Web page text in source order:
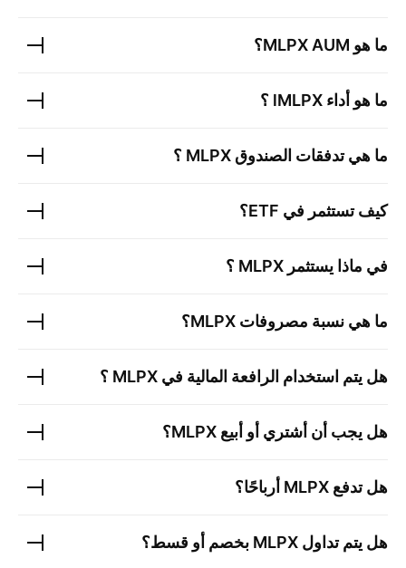
ما هو MLPX AUM؟
ما هو أداء l MLPX ؟
ما هي تدفقات الصندوق MLPX ؟
كيف تستثمر في ETF؟
في ماذا يستثمر MLPX ؟
ما هي نسبة مصروفات MLPX؟
هل يتم استخدام الرافعة المالية في MLPX ؟
هل يجب أن أشتري أو أبيع MLPX؟
هل تدفع MLPX أرباحًا؟
هل يتم تداول MLPX بخصم أو قسط؟